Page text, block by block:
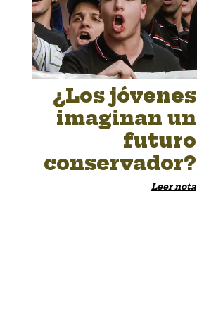
¿Los jóvenes
imaginan un
futuro
conservador?
Leer nota